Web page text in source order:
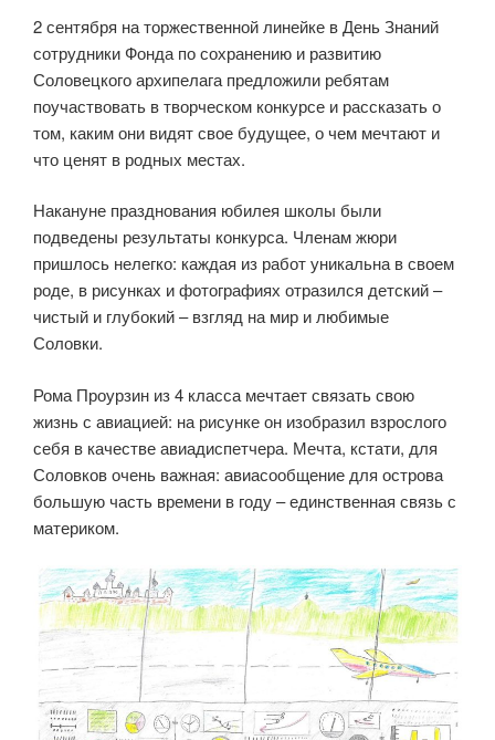
2 сентября на торжественной линейке в День Знаний
сотрудники Фонда по сохранению и развитию
Соловецкого архипелага предложили ребятам
поучаствовать в творческом конкурсе и рассказать о
том, каким они видят свое будущее, о чем мечтают и
что ценят в родных местах.
Накануне празднования юбилея школы были
подведены результаты конкурса. Членам жюри
пришлось нелегко: каждая из работ уникальна в своем
роде, в рисунках и фотографиях отразился детский –
чистый и глубокий – взгляд на мир и любимые
Соловки.
Рома Проурзин из 4 класса мечтает связать свою
жизнь с авиацией: на рисунке он изобразил взрослого
себя в качестве авиадиспетчера. Мечта, кстати, для
Соловков очень важная: авиасообщение для острова
большую часть времени в году – единственная связь с
материком.